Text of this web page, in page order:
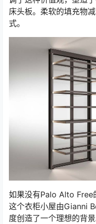
床头板。柔软的填充物
式。
如果没有Palo Alto Free
这个衣柜小屋由Gianni
度创造了一个理想的背